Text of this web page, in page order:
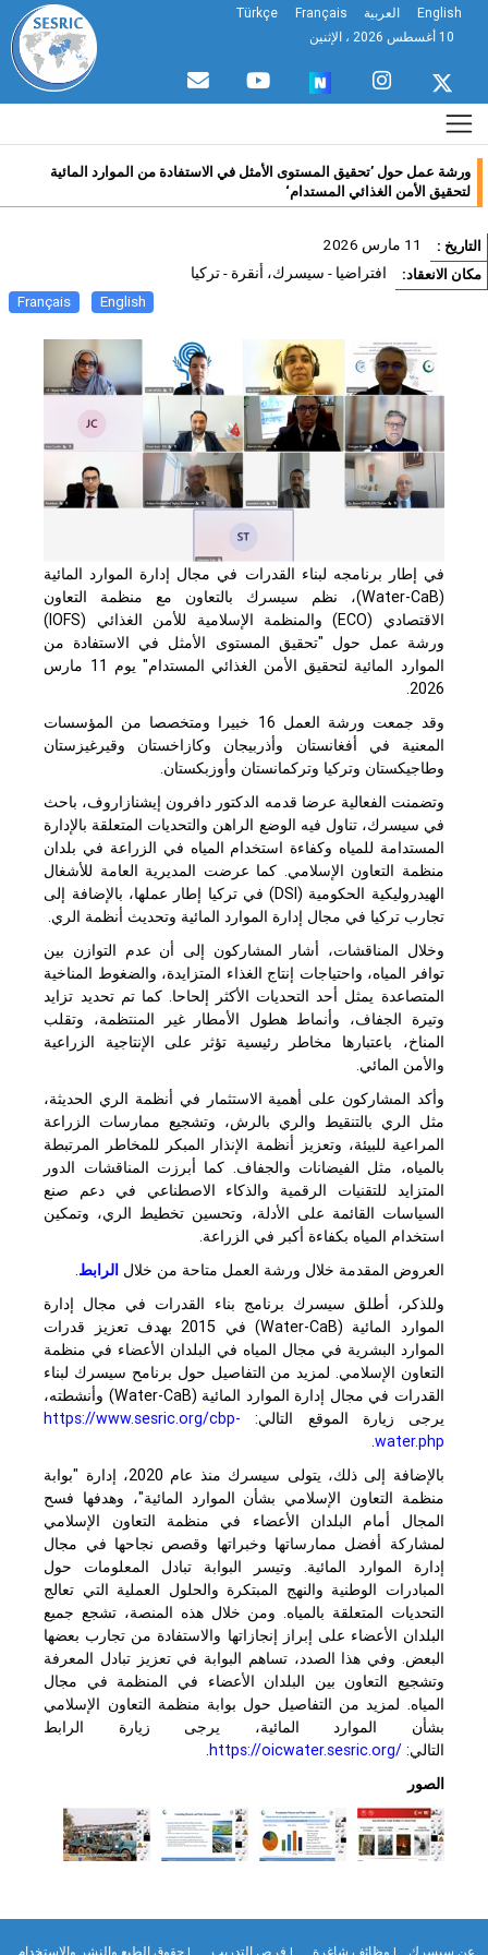
English العربية Français
Türkçe
ورشة عمل حول ’تحقيق المستوى الأمثل في الاستفادة من الموارد المائية
لتحقيق الأمن الغذائي المستدام‘
: 11 مارس 2026
الانعقاد: افتراضيا - سيسرك، أنقرة - تركيا
English
Français
في إطار برنامجه لبناء القدرات في مجال إدارة الموارد المائية
Water-CaB)، نظم سيسرك بالتعاون مع منظمة التعاون
الاقتصادي ( ECO) والمنظمة الإسلامية للأمن الغذائي ( IOFS
)
ورشة عمل حول "تحقيق المستوى الأمثل في الاستفادة من
الموارد المائية لتحقيق الأمن الغذائي المستدام" يوم 11 مارس
2026.
وقد جمعت ورشة العمل 16 خبيرا ومتخصصا من المؤسسات
المعنية في أفغانستان وأذربيجان وكازاخستان وقيرغيزستان
وطاجيكستان وتركيا وتركمانستان وأوزبكستان.
وتضمنت الفعالية عرضا قدمه الدكتور دافرون إيشنازاروف، باحث
في سيسرك، تناول فيه الوضع الراهن والتحديات المتعلقة بالإدارة
المستدامة للمياه وكفاءة استخدام المياه في الزراعة في بلدان
منظمة التعاون الإسلامي. كما عرضت المديرية العامة للأشغال
الهيدروليكية الحكومية (DSI) في تركيا إطار عملها، بالإضافة إلى
تجارب تركيا في مجال إدارة الموارد المائية وتحديث أنظمة الري.
وخلال المناقشات، أشار المشاركون إلى أن عدم التوازن بين
توافر المياه، واحتياجات إنتاج الغذاء المتزايدة، والضغوط المناخية
المتصاعدة يمثل أحد التحديات الأكثر إلحاحا. كما تم تحديد تزايد
وتيرة الجفاف، وأنماط هطول الأمطار غير المنتظمة، وتقلب
المناخ، باعتبارها مخاطر رئيسية تؤثر على الإنتاجية الزراعية
والأمن المائي.
وأكد المشاركون على أهمية الاستثمار في أنظمة الري الحديثة،
مثل الري بالتنقيط والري بالرش، وتشجيع ممارسات الزراعة
المراعية للبيئة، وتعزيز أنظمة الإنذار المبكر للمخاطر المرتبطة
بالمياه، مثل الفيضانات والجفاف. كما أبرزت المناقشات الدور
المتزايد للتقنيات الرقمية والذكاء الاصطناعي في دعم صنع
السياسات القائمة على الأدلة، وتحسين تخطيط الري، وتمكين
استخدام المياه بكفاءة أكبر في الزراعة.
العروض المقدمة خلال ورشة العمل متاحة من خلالالرابط.
وللذكر، أطلق سيسرك برنامج بناء القدرات في مجال إدارة
الموارد المائية (Water-CaB
) في 2015 بهدف تعزيز قدرات
الموارد البشرية في مجال المياه في البلدان الأعضاء في منظمة
التعاون الإسلامي. لمزيد من التفاصيل حول برنامح سيسرك لبناء
القدرات في مجال إدارة الموارد المائية (Water-CaB) وأنشطته،
يرجى زيارة الموقع التالي:https://www.sesric.org/cbp-
water.php
.
بالإضافة إلى ذلك، يتولى سيسرك منذ عام 2020، إدارة "بوابة
منظمة التعاون الإسلامي بشأن الموارد المائية"، وهدفها فسح
المجال أمام البلدان الأعضاء في منظمة التعاون الإسلامي
لمشاركة أفضل ممارساتها وخبراتها وقصص نجاحها في مجال
إدارة الموارد المائية. وتيسر البوابة تبادل المعلومات حول
المبادرات الوطنية والنهج المبتكرة والحلول العملية التي تعالج
التحديات المتعلقة بالمياه. ومن خلال هذه المنصة، تشجع جميع
البلدان الأعضاء على إبراز إنجازاتها والاستفادة من تجارب بعضها
البعض. وفي هذا الصدد، تساهم البوابة في تعزيز تبادل المعرفة
وتشجيع التعاون بين البلدان الأعضاء في المنظمة في مجال
المياه. لمزيد من التفاصيل حول بوابة منظمة التعاون الإسلامي
بشأن الموارد المائية، يرجى زيارة الرابط
التالي:https://oicwater.sesric.org/
.
الصور
سيسرك | وظائف شاغرة | فرص التدريب | حقوق الطبع والنشر والاستخدام